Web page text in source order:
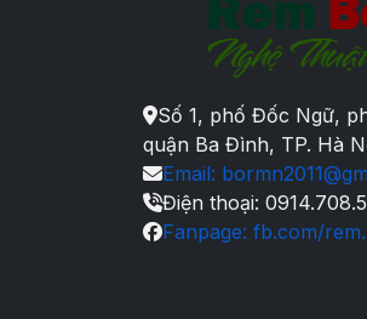
Số 1, phố Đốc Ngữ,
quận Ba Đình, TP. Hà
Email:
Điện thoại:
Fanpage: fb.com/